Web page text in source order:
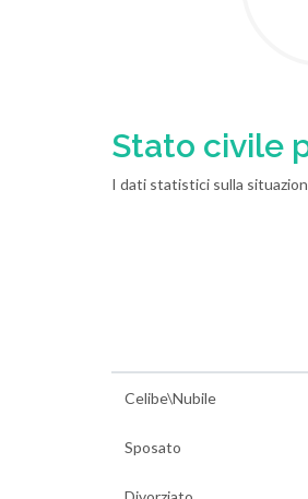
Stato civile
I dati statistici sulla
Celibe\Nubile
Sposato